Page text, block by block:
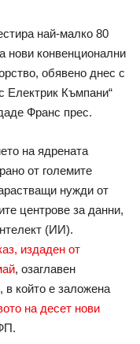
най-малко 80
нови конвенционални
обявено днес с
Електрик Къмпани“
Франс прес.
на ядрената
от големите
нужди от
центрове за данни,
(ИИ).
издаден от
, озаглавен
в който е заложена
на десет нови